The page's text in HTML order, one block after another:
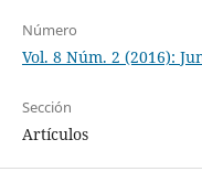
Número
Vol. 8 Núm. 2 (2016):
Sección
Artículos